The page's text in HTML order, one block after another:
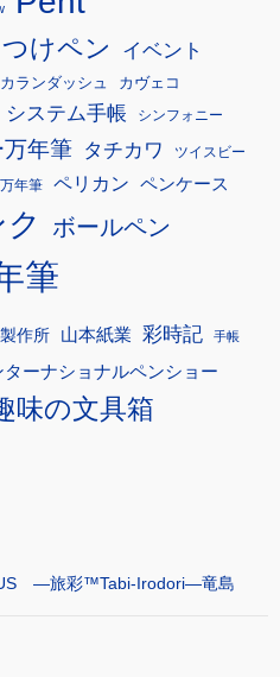
つけペン イベント
カランダッシュ カヴェコ
システム手帳 シンフォニー
年筆 タチカワ ツイスビー
年筆 ペリカン ペンケース
ボールペン
筆
作所 山本紙業 彩時記 手帳
ーナショナルペンショー
味の文具箱
―旅彩™Tabi-Irodori―竜島